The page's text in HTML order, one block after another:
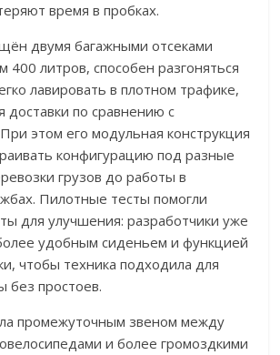
время в пробках.
двумя багажными отсеками
литров, способен разгоняться
лавировать в плотном трафике,
доставки по сравнению с
этом его модульная конструкция
конфигурацию под разные
грузов до работы в
Пилотные тесты помогли
для улучшения: разработчики уже
удобным сиденьем и функцией
чтобы техника подходила для
без простоев.
промежуточным звеном между
и более громоздкими